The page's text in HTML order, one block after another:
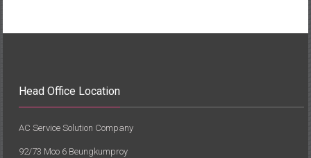
Head Office Location
AC Service Solution Company
92/73 Moo 6 Beungkumproy